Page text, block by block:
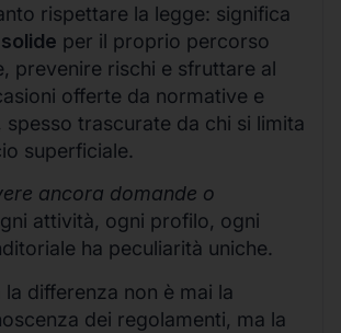
rispettare la legge: significa
per il proprio percorso
prevenire rischi e sfruttare al
offerte da normative e
spesso trascurate da chi si limita
superficiale.
ancora domande o
attività, ogni profilo, ogni
ha peculiarità uniche.
la differenza non è mai la
dei regolamenti, ma la